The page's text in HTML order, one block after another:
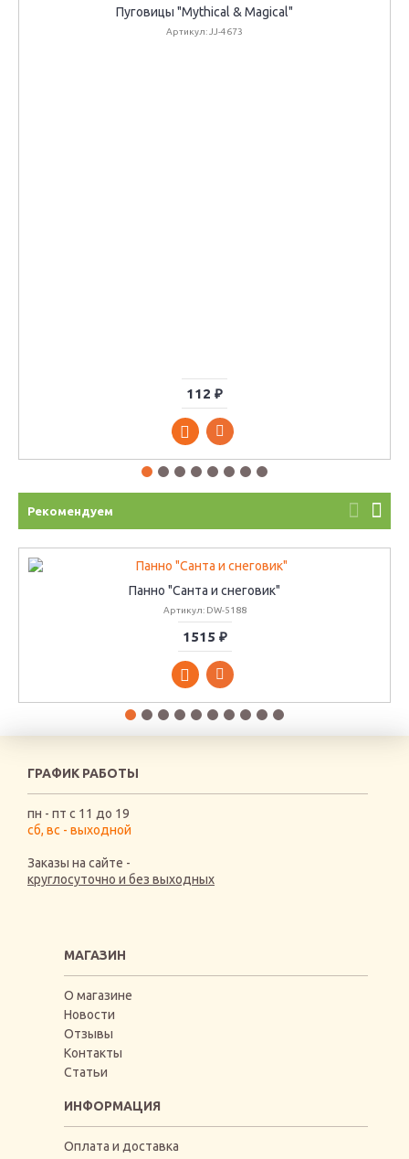
Пуговицы "Mythical & Magical"
Артикул: JJ-4673
112 ₽
Рекомендуем
Панно "Санта и снеговик"
Артикул: DW-5188
1515 ₽
ГРАФИК РАБОТЫ
пн - пт с 11 до 19
сб, вс - выходной
Заказы на сайте -
круглосуточно и без выходных
МАГАЗИН
О магазине
Новости
Отзывы
Контакты
Статьи
ИНФОРМАЦИЯ
Оплата и доставка